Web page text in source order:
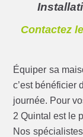
Contactez
Équiper sa
c’est bénéficier
journée. Pour
2 Quintal est le
Nos